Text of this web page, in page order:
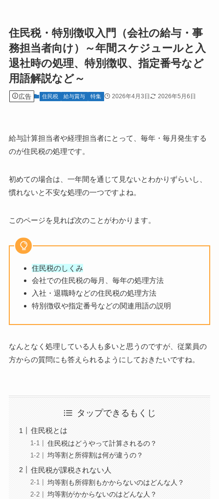
住民税・特別徴収入門（会社の給与・事
務担当者向け）～年間スケジュールと入
退社時の処理、特別徴収、指定番号など
用語解説など～
広告 住民税 給与賞与 特集 2026年4月3日 2026年5月6日
給与計算担当者や経理担当者にとって、毎年・毎月発生する
のが住民税の処理です。
初めての場合は、一年間を通じて見ないとわかりずらいし、
慣れないと不安な処理の一つですよね。
このページを見れば次のことがわかります。
住民税のしくみ
会社での住民税の毎月、毎年の処理方法
入社・退職時などの住民税の処理方法
特別徴収や指定番号などの関連用語の説明
なんとなく処理している人も多いと思うのですが、従業員の
方からの質問にも答えられるようにしておきたいですね。
タップできるもくじ
住民税とは
住民税はどうやって計算されるの？
均等割と所得割は何が違うの？
住民税が課税されない人
均等割も所得割もかからないのはどんな人？
均等割がかからないのはどんな人？